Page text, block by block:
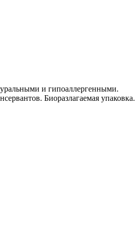
и гипоаллергенными.
Биоразлагаемая упаковка.